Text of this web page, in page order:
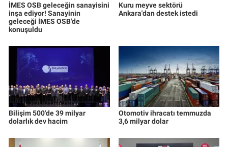
İMES OSB geleceğin sanayisini
inşa ediyor! Sanayinin
geleceği İMES OSB'de
konuşuldu
Kuru meyve sektörü
Ankara'dan destek istedi
Bilişim 500'de 39 milyar
dolarlık dev hacim
Otomotiv ihracatı temmuzda
3,6 milyar dolar